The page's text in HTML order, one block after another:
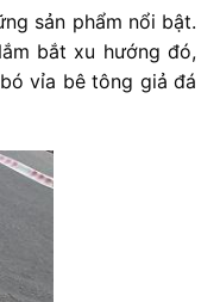
sản phẩm nổi bật.
bắt xu hướng đó,
bóvỉa bêtông giảđá